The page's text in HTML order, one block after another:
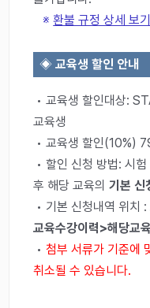
※환불 규정 상세 보기
◈교육생 할인 안내
• 교육생 할인대상:
교육생
• 교육생 할인(10%)
• 할인 신청 방법: 시
후 해당 교육의기본 신
• 기본 신청내역 위치 :
교육수강이력>해당교
•첨부 서류가 기준에
취소될 수 있습니다.